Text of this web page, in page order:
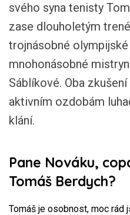
svého syna tenisty
zase dlouholetým
trojnásobné
mnohonásobné
Sáblíkové. Oba
aktivním ozdobám
klání.
Pane Nováku,
Tomáš Berdych?
Tomáš je osobnost, moc rád